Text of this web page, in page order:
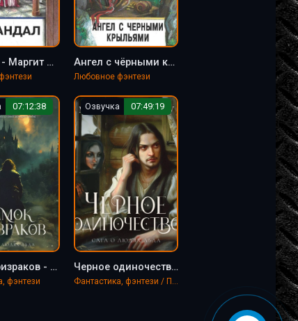
Скандал - Маргит Сандему Ангел с чёрными крыльями - Маргит Сандему
Любовное фэнтези
07:12:38
Замок призраков - Маргит Сандему
фэнтези
Озвучка 07:49:19
Черное одиночество - Маргит Сандему
Фантастика, фэнтези / Приключения